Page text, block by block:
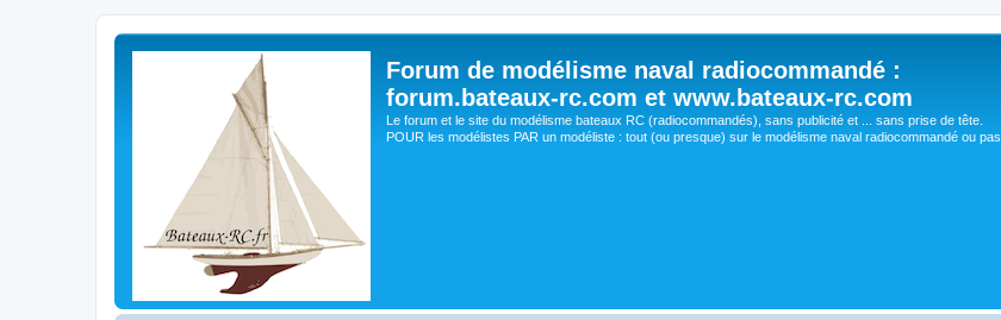
Forum de modélisme naval radiocommandé :
forum.bateaux-rc.com et www.bateaux-rc.com
Le forum et le site du modélisme bateaux RC (radiocommandés), sans publicité et ... sans prise de tête.
POUR les modélistes PAR un modéliste : tout (ou presque) sur le modélisme naval radiocommandé ou pas.